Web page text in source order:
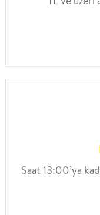
Saat 13:00’ya